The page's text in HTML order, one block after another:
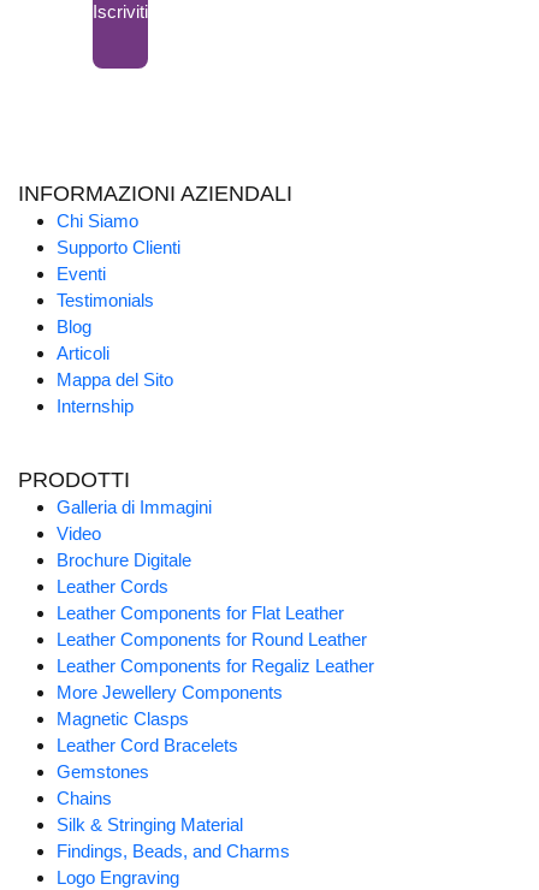
Iscriviti
INFORMAZIONI AZIENDALI
Chi Siamo
Supporto Clienti
Eventi
Testimonials
Blog
Articoli
Mappa del Sito
Internship
PRODOTTI
Galleria di Immagini
Video
Brochure Digitale
Leather Cords
Leather Components for Flat Leather
Leather Components for Round Leather
Leather Components for Regaliz Leather
More Jewellery Components
Magnetic Clasps
Leather Cord Bracelets
Gemstones
Chains
Silk & Stringing Material
Findings, Beads, and Charms
Logo Engraving